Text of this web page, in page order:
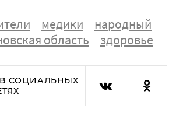
медики
народный
область здоровье
СОЦИАЛЬНЫХ